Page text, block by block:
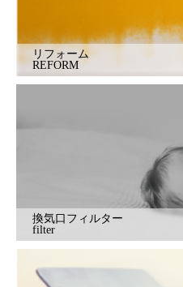
リフォーム
REFORM
換気口フィルター
filter